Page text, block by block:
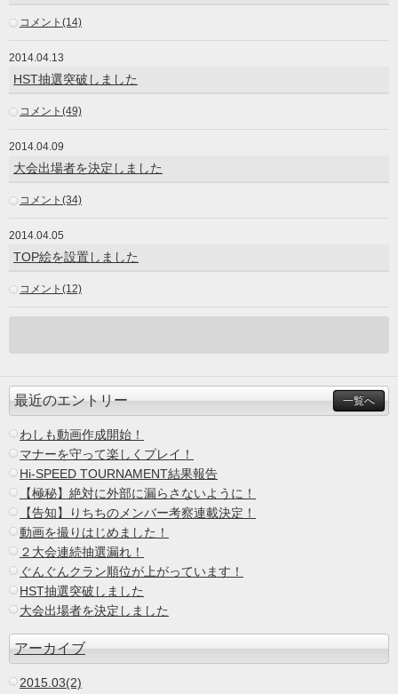
コメント(14)
2014.04.13
HST抽選突破しました
コメント(49)
2014.04.09
大会出場者を決定しました
コメント(34)
2014.04.05
TOP絵を設置しました
コメント(12)
最近のエントリー 一覧へ
わしも動画作成開始！
マナーを守って楽しくプレイ！
Hi-SPEED TOURNAMENT結果報告
【極秘】絶対に外部に漏らさないように！
【告知】りちちのメンバー考察連載決定！
動画を撮りはじめました！
２大会連続抽選漏れ！
ぐんぐんクラン順位が上がっています！
HST抽選突破しました
大会出場者を決定しました
アーカイブ
2015.03(2)